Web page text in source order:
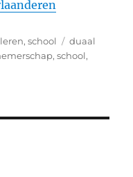
,school Tags
duaal
,school,